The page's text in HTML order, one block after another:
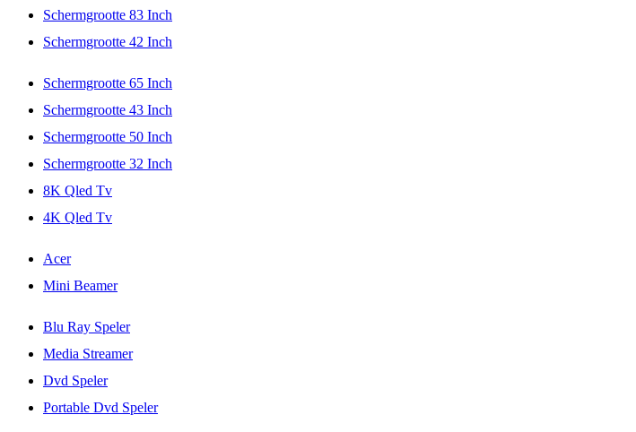
Schermgrootte 83 Inch
Schermgrootte 42 Inch
Schermgrootte 65 Inch
Schermgrootte 43 Inch
Schermgrootte 50 Inch
Schermgrootte 32 Inch
8K Qled Tv
4K Qled Tv
Acer
Mini Beamer
Blu Ray Speler
Media Streamer
Dvd Speler
Portable Dvd Speler